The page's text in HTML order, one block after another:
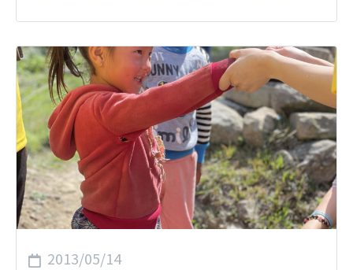
生命的故事； 在琅琅讀書聲裡，記錄偏鄉的華
裔孩子們努力求學的足跡； 在深山老林村中，
有些孩子迫切的渴望擁有受教育的機會...... 我們
盼望，透過鏡頭讓更多人聽見泰北的聲音，知
曉泰北的故事。...
2013/05/14